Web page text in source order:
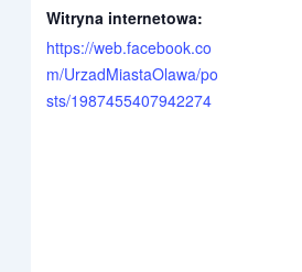
Witryna internetowa:
https://web.facebook.co
m/UrzadMiastaOlawa/po
sts/1987455407942274